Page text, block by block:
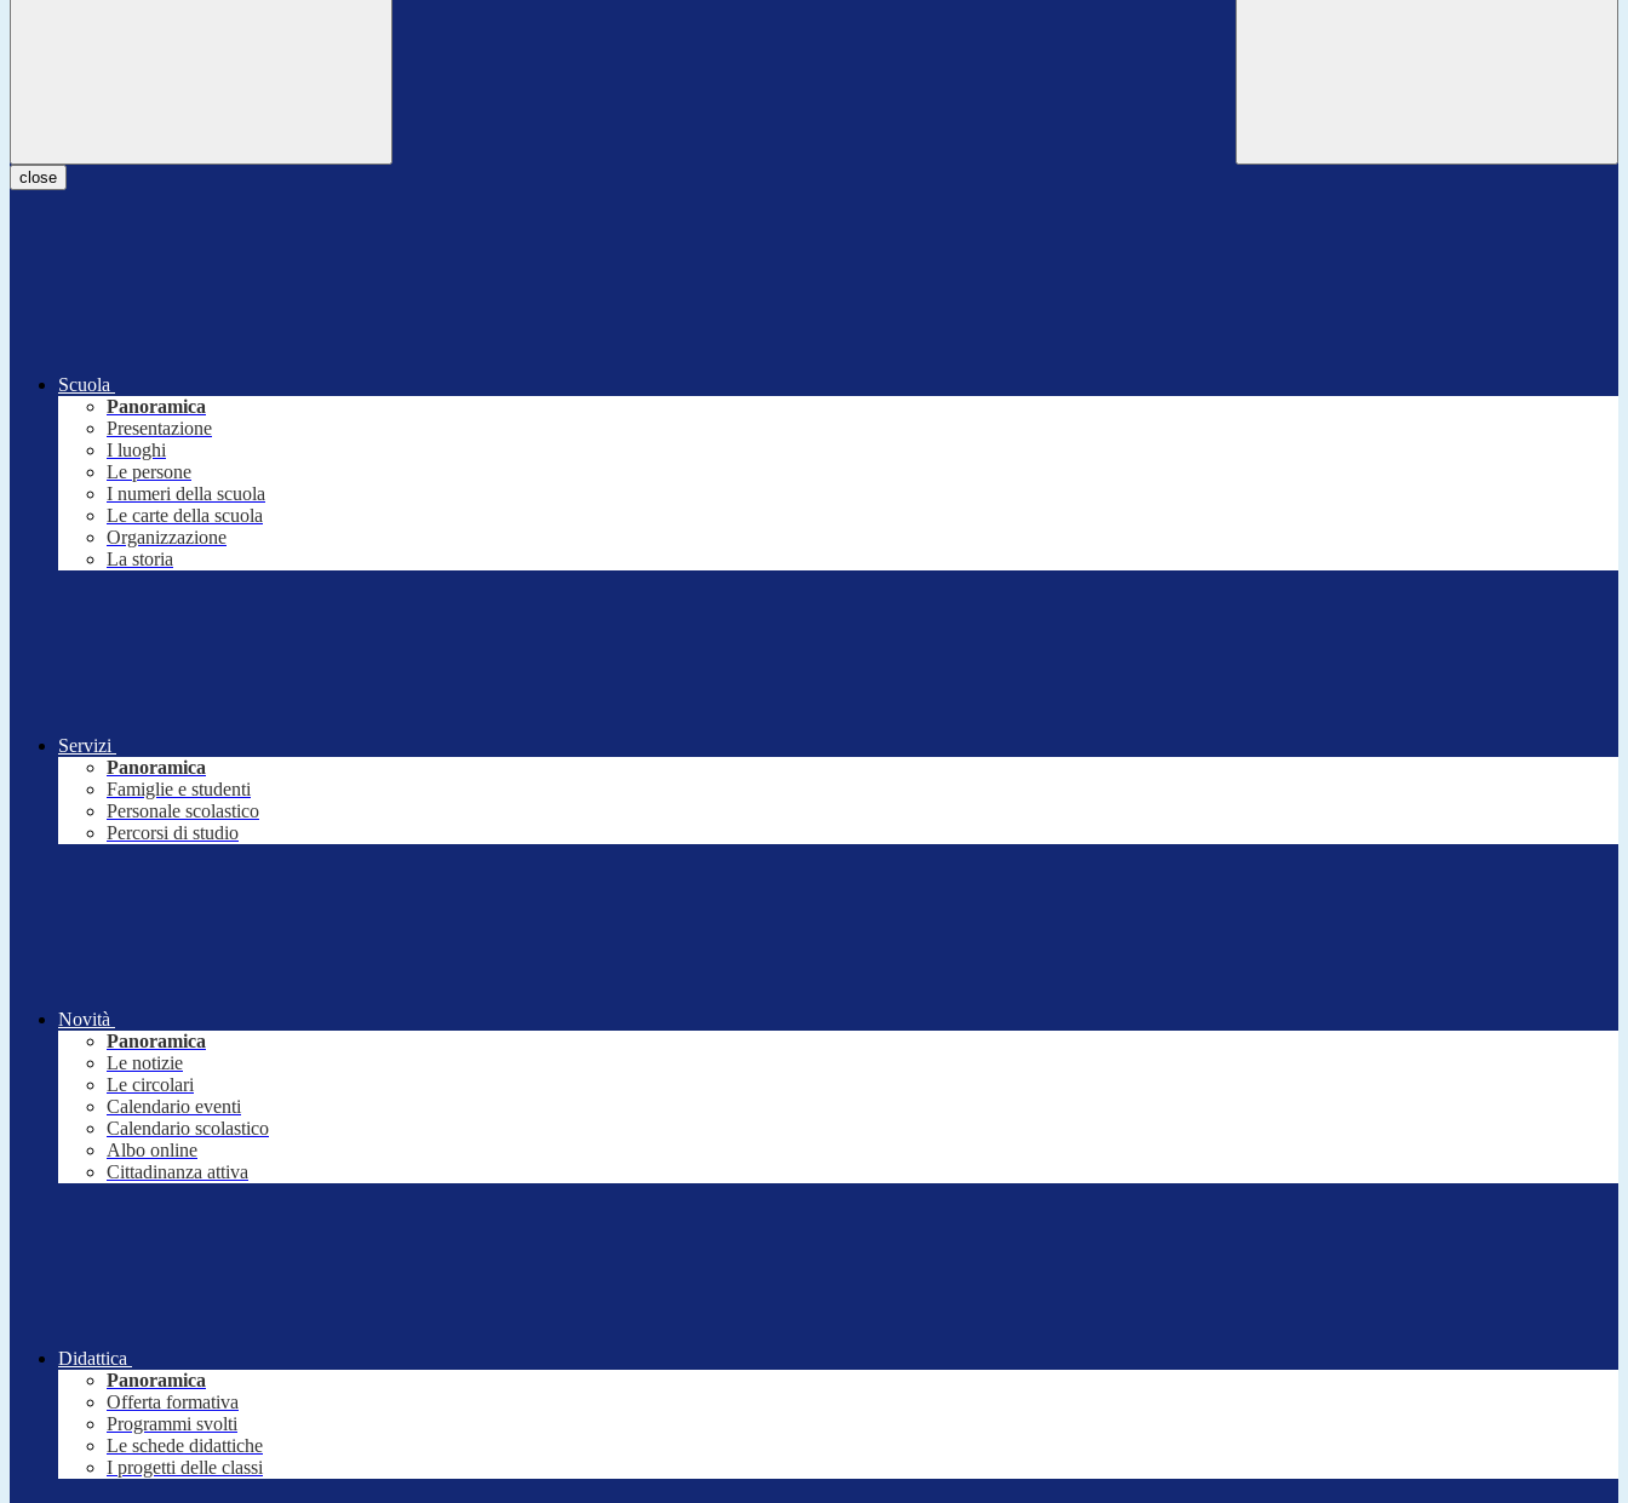
close
Scuola
Panoramica
Presentazione
I luoghi
Le persone
I numeri della scuola
Le carte della scuola
Organizzazione
La storia
Servizi
Panoramica
Famiglie e studenti
Personale scolastico
Percorsi di studio
Novità
Panoramica
Le notizie
Le circolari
Calendario eventi
Calendario scolastico
Albo online
Cittadinanza attiva
Didattica
Panoramica
Offerta formativa
Programmi svolti
Le schede didattiche
I progetti delle classi